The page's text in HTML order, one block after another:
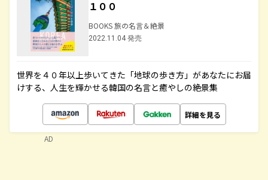
１００
BOOKS 旅の名言＆絶景
2022.11.04 発売
世界を４０年以上歩いてきた「地球の歩き方」があなたにお届
けする、人生を輝かせる韓国の名言と癒やしの絶景集
詳細を見る
AD